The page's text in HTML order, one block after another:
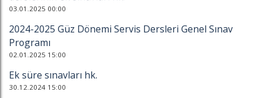
03.01.2025 00:00
2024-2025 Güz Dönemi Servis Dersleri Genel Sınav
Programı
02.01.2025 15:00
Ek süre sınavları hk.
30.12.2024 15:00